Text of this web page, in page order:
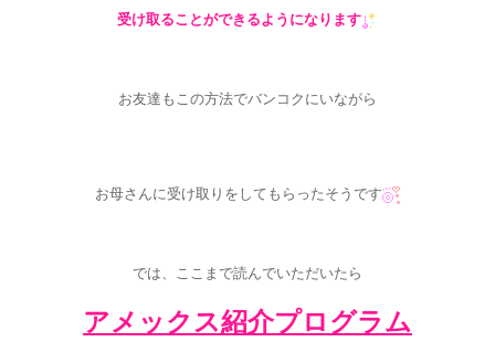
受け取ることができるようになります
お友達もこの方法でバンコクにいながら
お母さんに受け取りをしてもらったそうです
では、ここまで読んでいただいたら
アメックス紹介プログラム